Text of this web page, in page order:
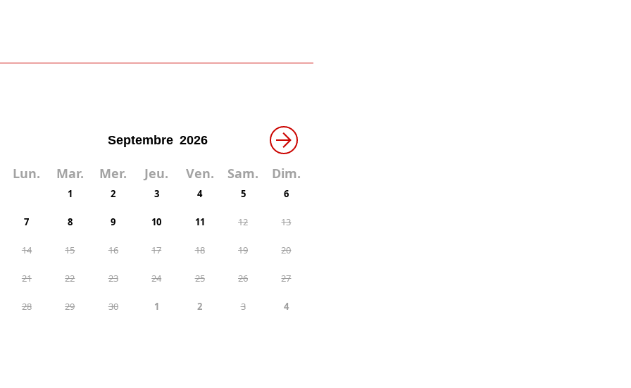
→
Lun. Mar. Mer. Jeu. Ven. Sam. Dim.
1 2 3 4 5 6
7 8 9 10 11 12 13
14 15 16 17 18 19 20
21 22 23 24 25 26 27
28 29 30 1 2 3 4